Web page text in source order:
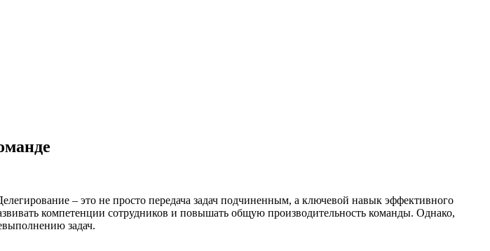
– это не просто передача задач подчиненным, а ключевой навык эффективного
компетенции сотрудников и повышать общую производительность команды. Однако,
задач.